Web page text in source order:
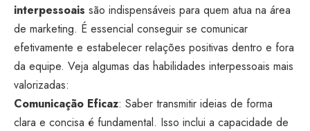
interpessoais são indispensáveis para quem atua na área
de marketing. É essencial conseguir se comunicar
efetivamente e estabelecer relações positivas dentro e fora
da equipe. Veja algumas das habilidades interpessoais mais
valorizadas:
Comunicação Eficaz: Saber transmitir ideias de forma
clara e concisa é fundamental. Isso inclui a capacidade de